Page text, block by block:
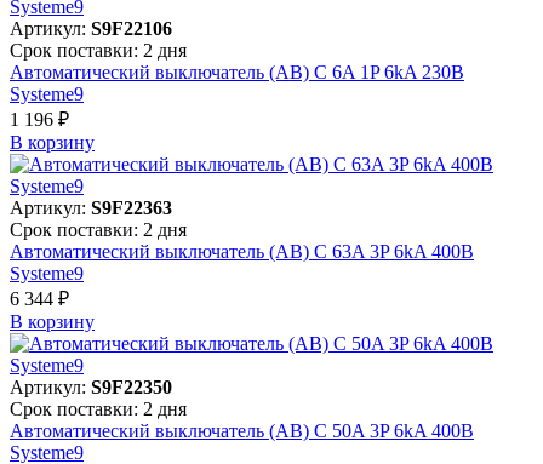
Артикул: S9F22106
Срок поставки: 2 дня
Автоматический выключатель (АВ) C 6A 1P 6kA 230В
Systeme9
1 196 ₽
В корзинy
Артикул: S9F22363
Срок поставки: 2 дня
Автоматический выключатель (АВ) C 63A 3P 6kA 400В
Systeme9
6 344 ₽
В корзинy
Артикул: S9F22350
Срок поставки: 2 дня
Автоматический выключатель (АВ) C 50A 3P 6kA 400В
Systeme9